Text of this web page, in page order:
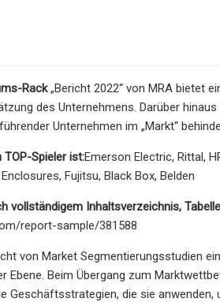
Rack„Bericht 2022“ von MRA bietet
des Unternehmens. Darüber
Unternehmen im „Markt“
Spieler ist:Emerson Electric, Rittal,
Fujitsu, Black Box, Belden
vollständigem Inhaltsverzeichnis,
report-sample/381588
von Market Segmentierungsstudien
Beim Übergang zum
Geschäftsstrategien, die sie